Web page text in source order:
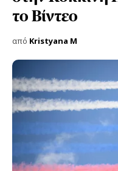
το Βίντεο
από Kristyana M